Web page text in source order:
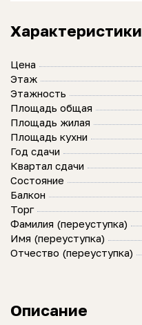
Характеристики
Цена
Этаж
Этажность
Площадь общая
Площадь жилая
Площадь кухни
Год сдачи
Квартал сдачи
Состояние
Балкон
Торг
Фамилия (переуступка)
Имя (переуступка)
Отчество (переуступка)
Описание